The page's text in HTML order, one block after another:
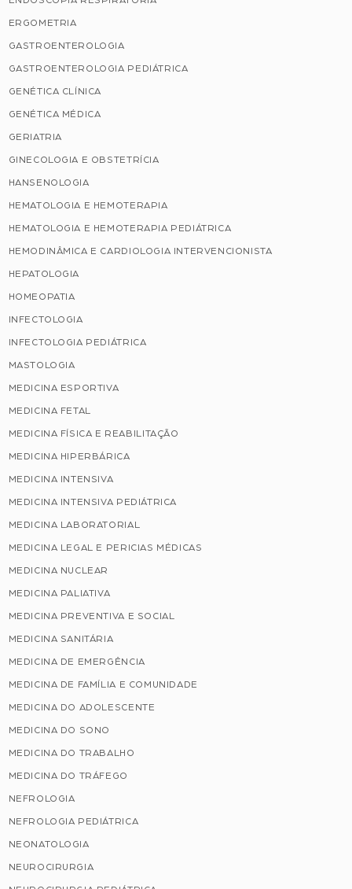
ERGOMETRIA
GASTROENTEROLOGIA
GASTROENTEROLOGIA PEDIÁTRICA
GENÉTICA CLÍNICA
GENÉTICA MÉDICA
GERIATRIA
GINECOLOGIA E OBSTETRÍCIA
HANSENOLOGIA
HEMATOLOGIA E HEMOTERAPIA
HEMATOLOGIA E HEMOTERAPIA PEDIÁTRICA
HEMODINÂMICA E CARDIOLOGIA INTERVENCIONISTA
HEPATOLOGIA
HOMEOPATIA
INFECTOLOGIA
INFECTOLOGIA PEDIÁTRICA
MASTOLOGIA
MEDICINA ESPORTIVA
MEDICINA FETAL
MEDICINA FÍSICA E REABILITAÇÃO
MEDICINA HIPERBÁRICA
MEDICINA INTENSIVA
MEDICINA INTENSIVA PEDIÁTRICA
MEDICINA LABORATORIAL
MEDICINA LEGAL E PERICIAS MÉDICAS
MEDICINA NUCLEAR
MEDICINA PALIATIVA
MEDICINA PREVENTIVA E SOCIAL
MEDICINA SANITÁRIA
MEDICINA DE EMERGÊNCIA
MEDICINA DE FAMÍLIA E COMUNIDADE
MEDICINA DO ADOLESCENTE
MEDICINA DO SONO
MEDICINA DO TRABALHO
MEDICINA DO TRÁFEGO
NEFROLOGIA
NEFROLOGIA PEDIÁTRICA
NEONATOLOGIA
NEUROCIRURGIA